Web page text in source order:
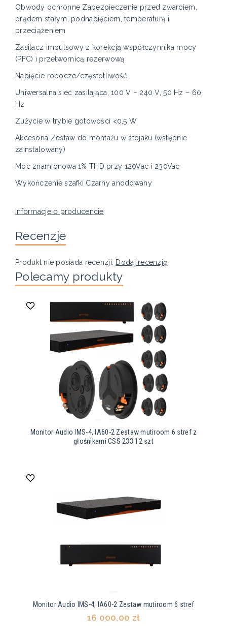
Obwody ochronne Zabezpieczenie przed zwarciem,
prądem stałym, podnapięciem, temperaturą i
przeciążeniem
Zasilacz impulsowy z korekcją współczynnika mocy
(PFC) i przetwornicą rezerwową
Napięcie robocze/częstotliwość
Uniwersalna sieć zasilająca, 100 V – 240 V, 50 Hz – 60
Hz​
Zużycie w trybie gotowości <0,5 W
Akcesoria Zestaw do montażu w stojaku (wstępnie
zainstalowany)
Moc znamionowa 1% THD przy 120Vac i 230Vac
Wykończenie szafki Czarny anodowany
Informacje o producencie
Recenzje
Produkt nie posiada recenzji. Dodaj recenzję
Polecamy produkty
Monitor Audio IMS-4, IA60-2 Zestaw mutiroom 6 stref z
głośnikami CSS 233 12 szt
Monitor Audio IMS-4, IA60-2 Zestaw mutiroom 6 stref
16 000,00 zł